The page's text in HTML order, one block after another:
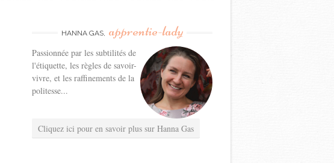
HANNA GAS, apprentie-lady
Passionnée par les subtilités de
l'étiquette, les règles de savoir-
vivre, et les raffinements de la
politesse...
Cliquez ici pour en savoir plus sur Hanna Gas